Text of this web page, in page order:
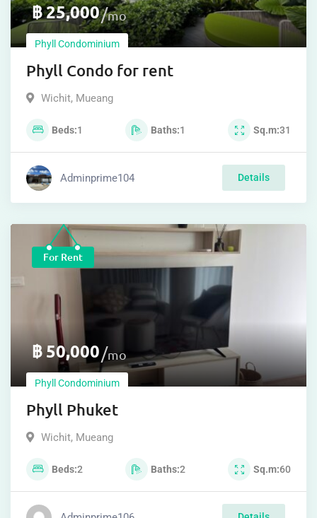
฿25,000 mo
Phyll Condominium
Phyll Condo for rent
Wichit, Mueang
Beds 1 Baths 1 Sq.m 31
Adminprime104 Details
For Rent
฿50,000 mo
Phyll Condominium
Phyll Phuket
Wichit, Mueang
Beds 2 Baths 2 Sq.m 60